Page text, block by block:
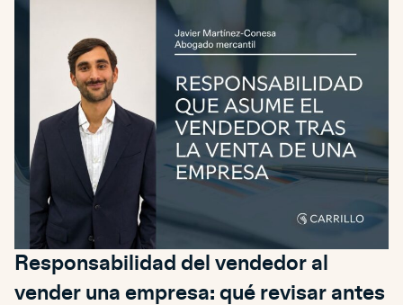
Responsabilidad del vendedor al
vender una empresa: qué revisar antes